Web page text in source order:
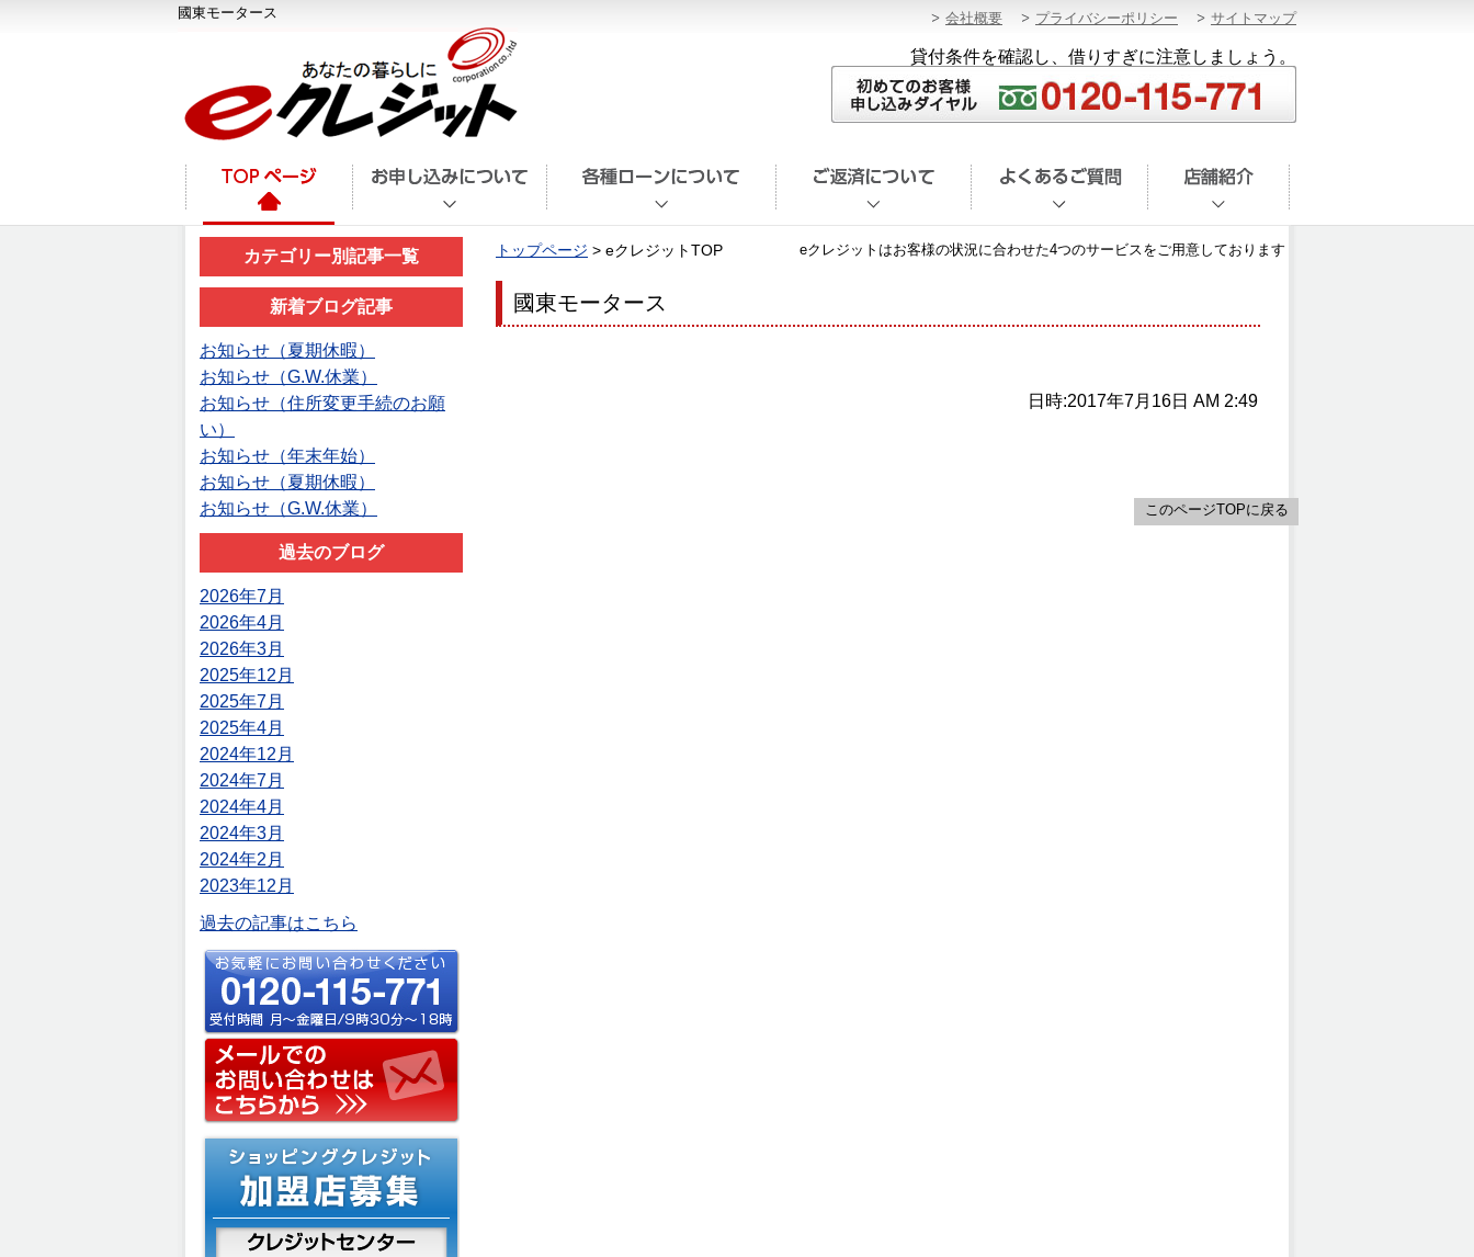
國東モータース サイトマップ
プライバシーポリシー
会社概要
貸付条件を確認し、借りすぎに注意しましょう。
カテゴリー別記事一覧
新着ブログ記事
お知らせ（夏期休暇）
お知らせ（G.W.休業）
お知らせ（住所変更手続のお願
い）
お知らせ（年末年始）
お知らせ（夏期休暇）
お知らせ（G.W.休業）
過去のブログ
2026年7月
2026年4月
2026年3月
2025年12月
2025年7月
2025年4月
2024年12月
2024年7月
2024年4月
2024年3月
2024年2月
2023年12月
過去の記事はこちら
トップページ > eクレジットTOP eクレジットはお客様の状況に合わせた4つのサービスをご用意しております
國東モータース
日時:2017年7月16日 AM 2:49
このページTOPに戻る